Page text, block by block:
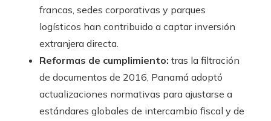
francas, sedes corporativas y parques
logísticos han contribuido a captar inversión
extranjera directa.
Reformas de cumplimiento: tras la filtración
de documentos de 2016, Panamá adoptó
actualizaciones normativas para ajustarse a
estándares globales de intercambio fiscal y de